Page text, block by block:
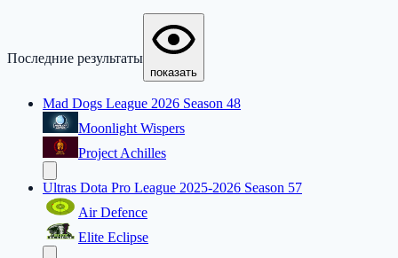
Последние результаты
показать
Mad Dogs League 2026 Season 48
Moonlight Wispers
Project Achilles
Ultras Dota Pro League 2025-2026 Season 57
Air Defence
Elite Eclipse